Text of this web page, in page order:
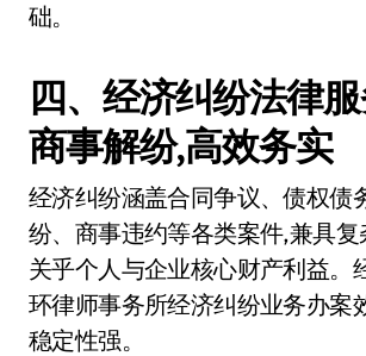
础。
四、经济纠纷法律
商事解纷,高效务实
经济纠纷涵盖合同争议、债权债
纷、商事违约等各类案件,兼具
关乎个人与企业核心财产利益。
环律师事务所经济纠纷业务办案
稳定性强。